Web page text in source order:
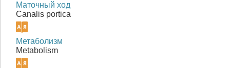
Маточный ход
Canalis porticа
Метаболизм
Metabolism